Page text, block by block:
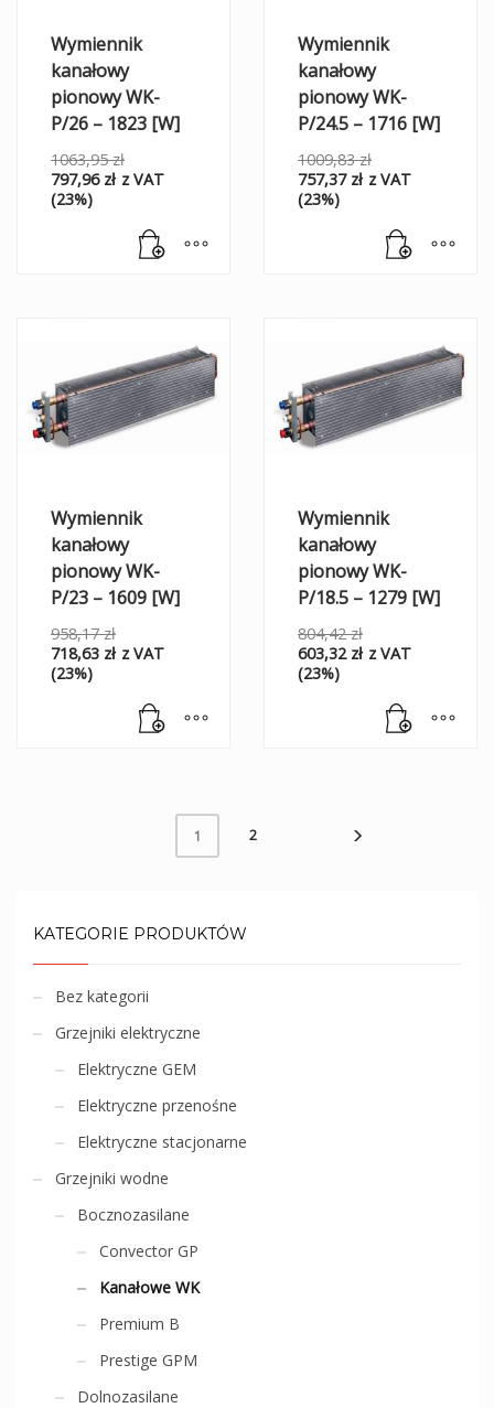
Wymiennik
kanałowy
pionowy WK-
P/26 – 1823 [W]
1063,95zł
797,96 zł z VAT
(23%)
Wymiennik
kanałowy
pionowy WK-
P/24.5 – 1716 [W]
1009,83zł
757,37 zł z VAT
(23%)
Wymiennik
kanałowy
pionowy WK-
P/23 – 1609 [W]
958,17zł
718,63 zł z VAT
(23%)
Wymiennik
kanałowy
pionowy WK-
P/18.5 – 1279 [W]
804,42zł
603,32 zł z VAT
(23%)
1 2
KATEGORIE PRODUKTÓW
Bez kategorii
Grzejniki elektryczne
Elektryczne GEM
Elektryczne przenośne
Elektryczne stacjonarne
Grzejniki wodne
Bocznozasilane
Convector GP
Kanałowe WK
Premium B
Prestige GPM
Dolnozasilane